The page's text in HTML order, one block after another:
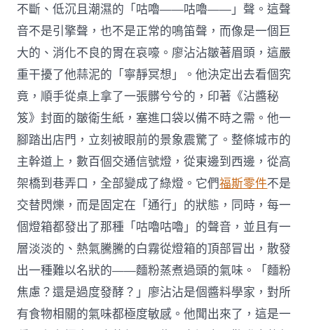
不斷、低沉且潮濕的「咕嚕——咕嚕——」聲。這聲
音不是引擎聲，也不是正常的鳴笛聲，而像是一個巨
大的、消化不良的胃在哀嚎。廖沾沾皺著眉頭，這嚴
重干擾了他蒜泥的「寧靜冥想」。他決定出去看個究
竟，順手從桌上拿了一張髒兮兮的，印著《沾醬秘
笈》封面的皺衛生紙，塞進口袋以備不時之需。他一
腳踏出店門，立刻被眼前的景象震驚了。整條城市的
主幹道上，數百個交通信號燈，從東邊到西邊，從高
架橋到巷弄口，全部變成了綠燈。它們福斯零件不是
交替閃爍，而是固定在「通行」的狀態，同時，每一
個燈箱都發出了那種「咕嚕咕嚕」的聲音，並且有一
層淡淡的、熱氣騰騰的白霧從燈箱的頂部冒出，散發
出一種難以名狀的——麵粉蒸煮過頭的氣味。「麵粉
焦慮？還是過度發酵？」廖沾沾是個醬料學家，對所
有食物相關的氣味都極度敏感。他聞出來了，這是一